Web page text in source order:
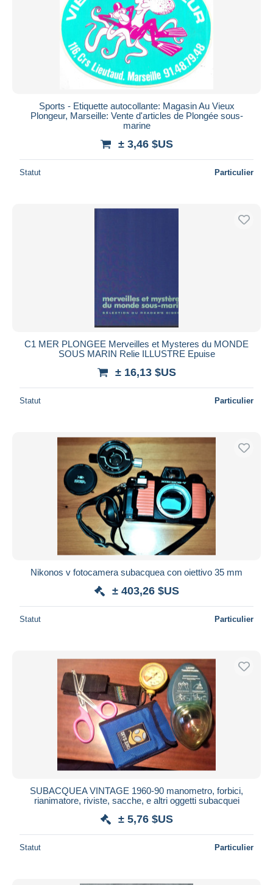
Sports - Etiquette autocollante: Magasin Au Vieux
Plongeur, Marseille: Vente d'articles de Plongée sous-
marine
± 3,46 $US
Statut Particulier
C1 MER PLONGEE Merveilles et Mysteres du MONDE
SOUS MARIN Relie ILLUSTRE Epuise
± 16,13 $US
Statut Particulier
Nikonos v fotocamera subacquea con oiettivo 35 mm
± 403,26 $US
Statut Particulier
SUBACQUEA VINTAGE 1960-90 manometro, forbici,
rianimatore, riviste, sacche, e altri oggetti subacquei
± 5,76 $US
Statut Particulier